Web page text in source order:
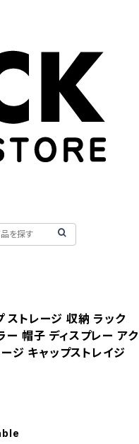
ストレージ 収納 ラック
帽子 ディスプレー アク
ジ キャップストレイジ